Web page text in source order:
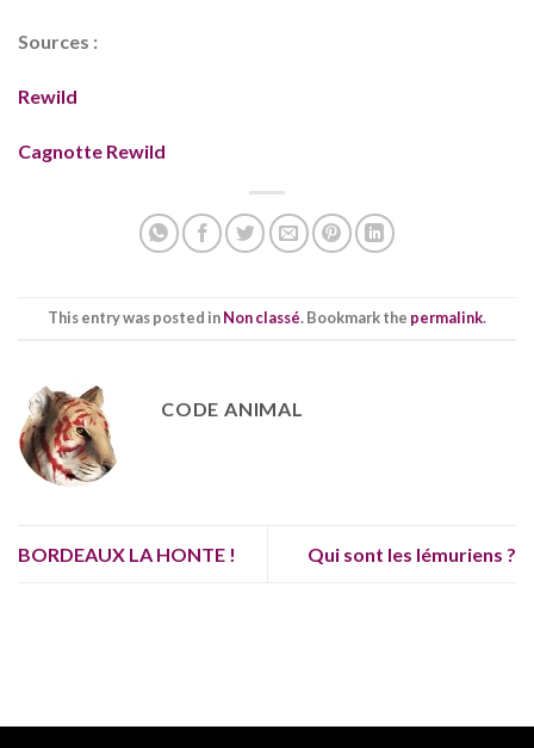
Sources :
Rewild
Cagnotte Rewild
This entry was posted inNon classé. Bookmark the permalink.
CODE ANIMAL
BORDEAUX LA HONTE ! Qui sont les lémuriens ?